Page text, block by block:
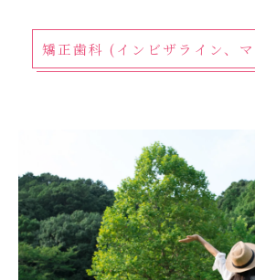
矯正歯科 (インビザライン、